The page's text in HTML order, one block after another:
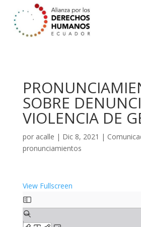
SOBRE
VIOLENCIA DE
por acalle | Dic 8, 2021 |
pronunciamientos
View Fullscreen
Saltar
al
contenido